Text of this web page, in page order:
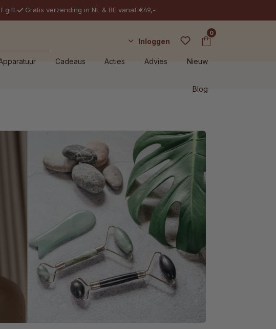
gift Gratis verzending in NL & BE vanaf €49,-
Inloggen
0
Cadeaus Acties Advies Nieuw
Blog